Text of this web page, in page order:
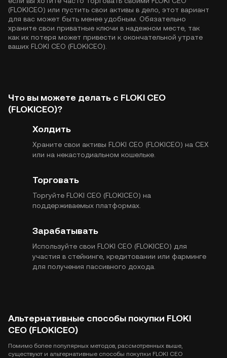
(FLOKICEO) или пустить свои активы в дело, этот вариант
для вас может быть менее удобным. Обязательно
храните свои приватные ключи в надежном месте, так
как их потеря может привести к окончательной утрате
ваших FLOKI CEO (FLOKICEO).
Что вы можете делать с FLOKI CEO
(FLOKICEO)?
Холдить
Храните свои активы FLOKI CEO (FLOKICEO) на CEX
или на некастодиальном кошельке.
Торговать
Торгуйте FLOKI CEO (FLOKICEO) на
поддерживаемых платформах.
Зарабатывать
Используйте свои FLOKI CEO (FLOKICEO) для
участия в стейкинге, кредитовании или фарминге
для получения пассивного дохода.
Альтернативные способы покупки FLOKI
CEO (FLOKICEO)
Помимо более популярных методов, рассмотренных выше,
существуют и альтернативные способы покупки FLOKI CEO